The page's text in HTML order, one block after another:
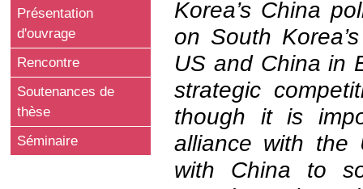
Présentation
d'ouvrage
Rencontre
Soutenances de
thèse
Séminaire
Korea’s China
on South
US and China in
strategic
though it is
alliance with the
with China to